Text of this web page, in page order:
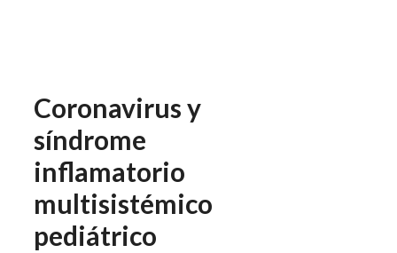
Coronavirus y
síndrome
inflamatorio
multisistémico
pediátrico